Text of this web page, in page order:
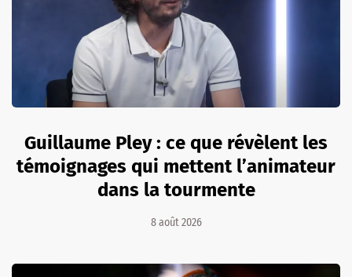
Guillaume Pley : ce que révèlent les
témoignages qui mettent l’animateur
dans la tourmente
8 août 2026